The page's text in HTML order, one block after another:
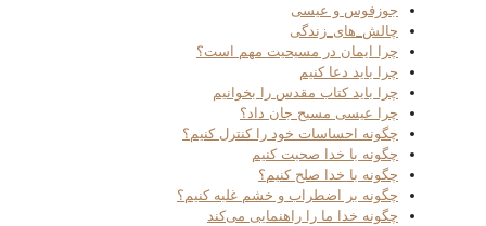
جوزفوس و عیسی
چالش_های_زندگی
چرا ایمان در مسیحیت مهم است؟
چرا باید دعا کنیم
چرا باید کتاب مقدس را بخوانیم
چرا عیسی مسیح جان داد؟
چگونه احساسات خود را کنترل کنیم؟
چگونه با خدا صحبت کنیم
چگونه با خدا صلح کنیم؟
چگونه بر اضطراب و خشم غلبه کنیم؟
چگونه خدا ما را راهنمایی می‌کند